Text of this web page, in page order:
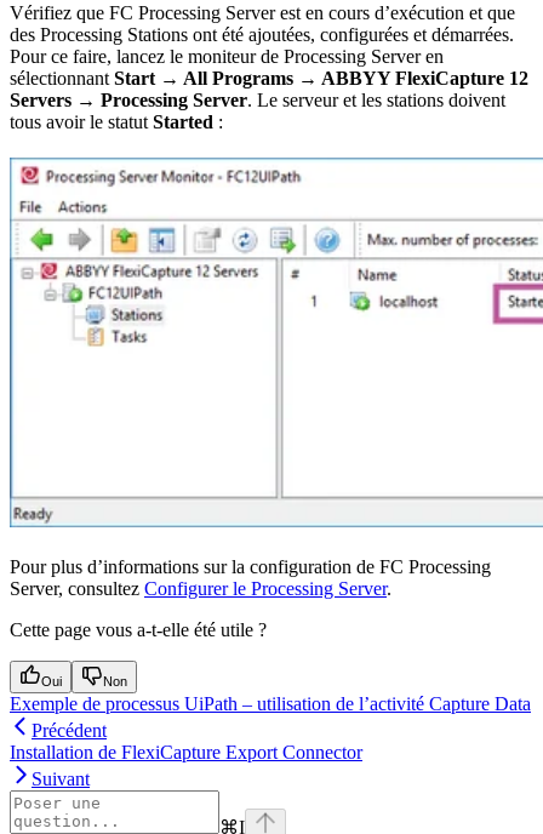
Vérifiez que FC Processing Server est en cours d’exécution et que
des Processing Stations ont été ajoutées, configurées et démarrées.
Pour ce faire, lancez le moniteur de Processing Server en
sélectionnant Start → All Programs → ABBYY FlexiCapture 12
Servers → Processing Server. Le serveur et les stations doivent
tous avoir le statut Started :
Pour plus d’informations sur la configuration de FC Processing
Server, consultez Configurer le Processing Server.
Cette page vous a-t-elle été utile ?
Oui Non
Exemple de processus UiPath – utilisation de l’activité Capture Data
Précédent
Installation de FlexiCapture Export Connector
Suivant
⌘I